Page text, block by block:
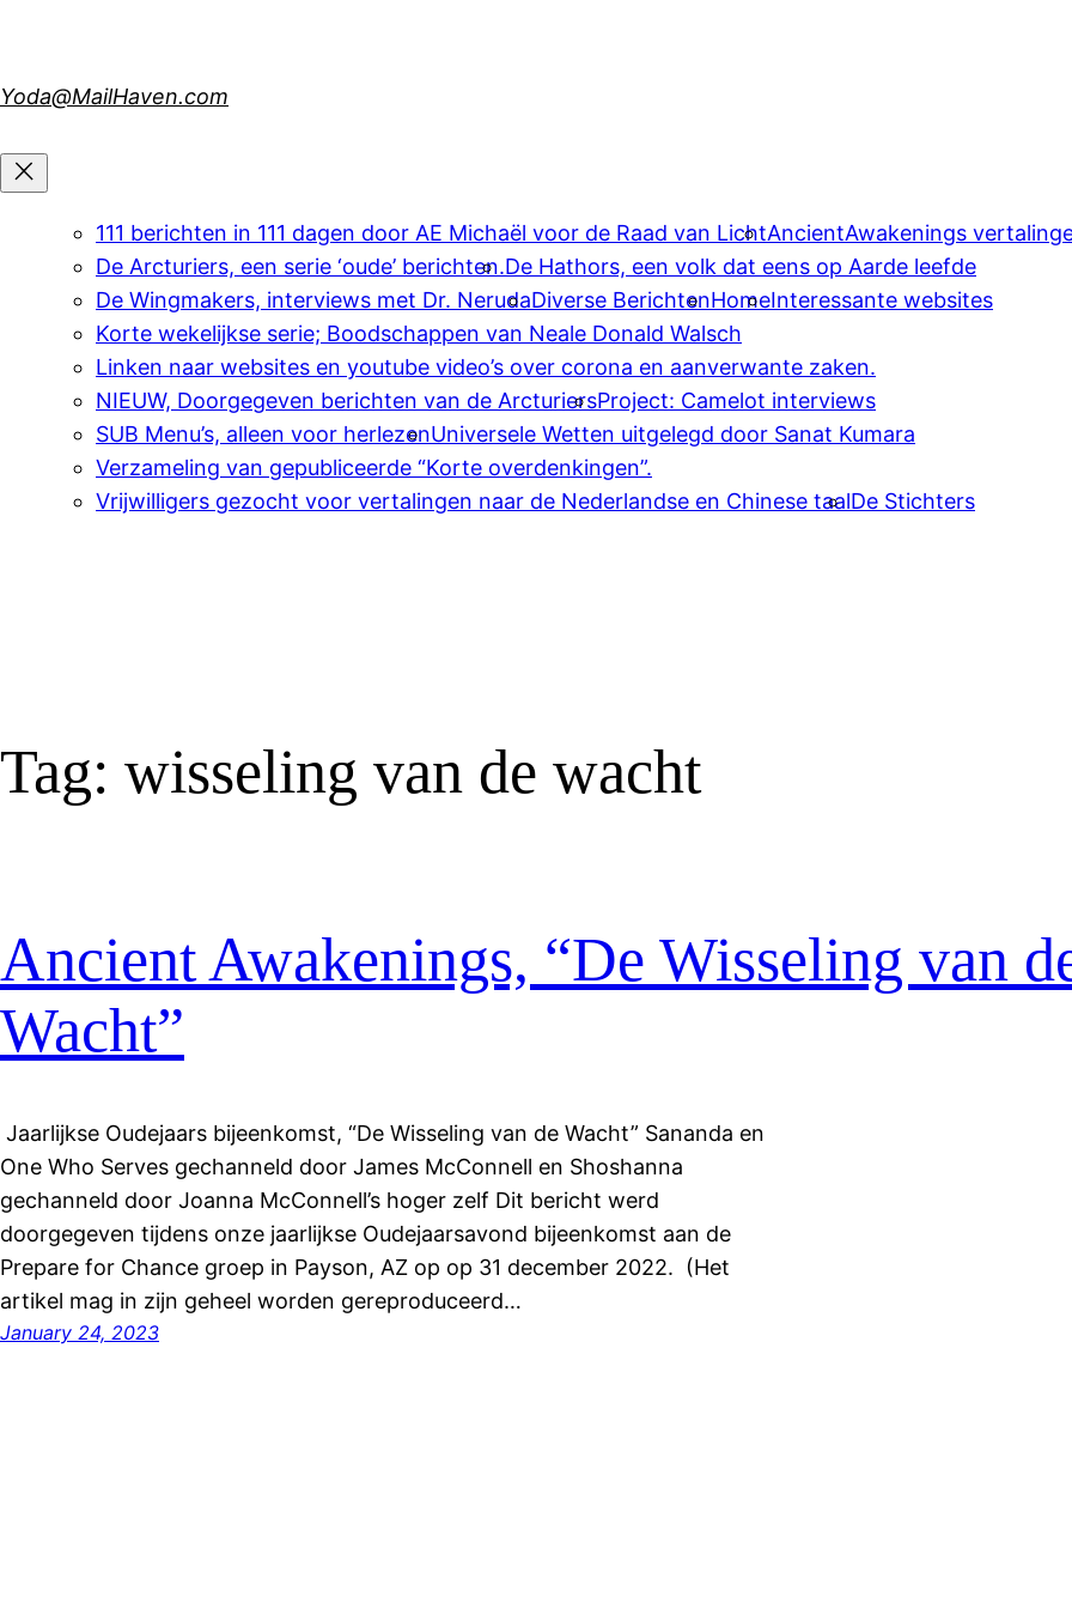
Yoda@MailHaven.com
111 berichten in 111 dagen door AE Michaël voor de Raad van LichtAncientAwakenings
De Arcturiers, een serie ‘oude’ berichten.De Hathors, een volk dat eens op Aarde leefde
De Wingmakers, interviews met Dr. NerudaDiverse BerichtenHomeInteressante websites
Korte wekelijkse serie; Boodschappen van Neale Donald Walsch
Linken naar websites en youtube video’s over corona en aanverwante zaken.
NIEUW, Doorgegeven berichten van de ArcturiersProject: Camelot interviews
SUB Menu’s, alleen voor herlezenUniversele Wetten uitgelegd door Sanat Kumara
Verzameling van gepubliceerde “Korte overdenkingen”.
Vrijwilligers gezocht voor vertalingen naar de Nederlandse en Chinese taalDe Stichters
Tag: wisseling van de wacht
Ancient Awakenings, “De Wisseling van
Wacht”
Jaarlijkse Oudejaars bijeenkomst, “De Wisseling van de Wacht” Sananda en
One Who Serves gechanneld door James McConnell en Shoshanna
gechanneld door Joanna McConnell’s hoger zelf Dit bericht werd
doorgegeven tijdens onze jaarlijkse Oudejaarsavond bijeenkomst aan de
Prepare for Chance groep in Payson, AZ op op 31 december 2022. (Het
artikel mag in zijn geheel worden gereproduceerd…
January 24, 2023